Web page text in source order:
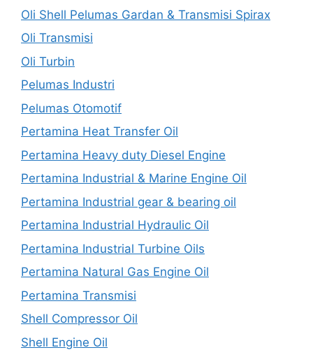
Oli Shell Pelumas Gardan & Transmisi Spirax
Oli Transmisi
Oli Turbin
Pelumas Industri
Pelumas Otomotif
Pertamina Heat Transfer Oil
Pertamina Heavy duty Diesel Engine
Pertamina Industrial & Marine Engine Oil
Pertamina Industrial gear & bearing oil
Pertamina Industrial Hydraulic Oil
Pertamina Industrial Turbine Oils
Pertamina Natural Gas Engine Oil
Pertamina Transmisi
Shell Compressor Oil
Shell Engine Oil